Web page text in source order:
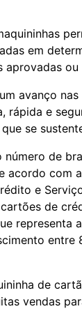
em
ou
avanço
rápida e
se
de
acordo com
e
de
representa
entre
de
vendas